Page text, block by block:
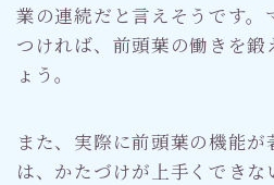
業の連続だと言えそうです。
つければ、前頭葉の働きを鍛
ょう。
また、実際に前頭葉の機能
は、かたづけが上手くできな